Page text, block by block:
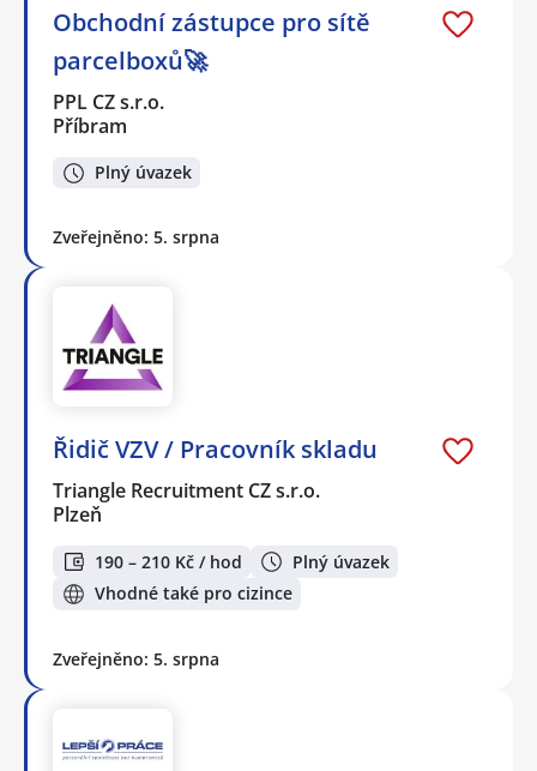
Obchodní zástupce pro sítě
parcelboxů🚀
PPL CZ s.r.o.
Příbram
Plný úvazek
Zveřejněno: 5. srpna
Řidič VZV / Pracovník skladu
Triangle Recruitment CZ s.r.o.
Plzeň
190 – 210 Kč / hod
Plný úvazek
Vhodné také pro cizince
Zveřejněno: 5. srpna